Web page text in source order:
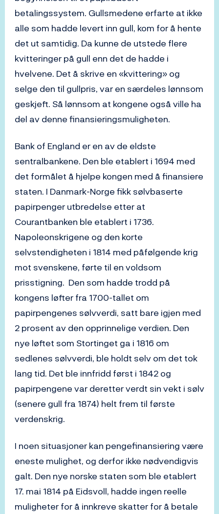
betalingssystem. Gullsmedene erfarte at ikke
alle som hadde levert inn gull, kom for å hente
det ut samtidig. Da kunne de utstede flere
kvitteringer på gull enn det de hadde i
hvelvene. Det å skrive en «kvittering» og
selge den til gullpris, var en særdeles lønnsom
geskjeft. Så lønnsom at kongene også ville ha
del av denne finansieringsmuligheten.
Bank of England er en av de eldste
sentralbankene. Den ble etablert i 1694 med
det formålet å hjelpe kongen med å finansiere
staten. I Danmark-Norge fikk sølvbaserte
papirpenger utbredelse etter at
Courantbanken ble etablert i 1736.
Napoleonskrigene og den korte
selvstendigheten i 1814 med påfølgende krig
mot svenskene, førte til en voldsom
prisstigning. Den som hadde trodd på
kongens løfter fra 1700-tallet om
papirpengenes sølvverdi, satt bare igjen med
2 prosent av den opprinnelige verdien. Den
nye løftet som Stortinget ga i 1816 om
sedlenes sølvverdi, ble holdt selv om det tok
lang tid. Det ble innfridd først i 1842 og
papirpengene var deretter verdt sin vekt i sølv
(senere gull fra 1874) helt frem til første
verdenskrig.
I noen situasjoner kan pengefinansiering være
eneste mulighet, og derfor ikke nødvendigvis
galt. Den nye norske staten som ble etablert
17. mai 1814 på Eidsvoll, hadde ingen reelle
muligheter for å innkreve skatter for å betale